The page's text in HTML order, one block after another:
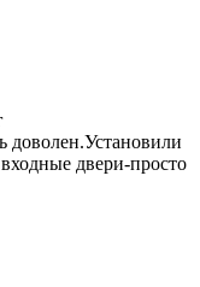
двери-просто